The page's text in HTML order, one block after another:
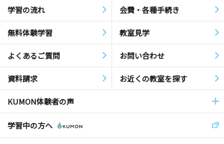
学習の流れ 会費・各種手続き
無料体験学習 教室見学
よくあるご質問 お問い合わせ
資料請求 お近くの教室を探す
KUMON体験者の声
学習中の方へ